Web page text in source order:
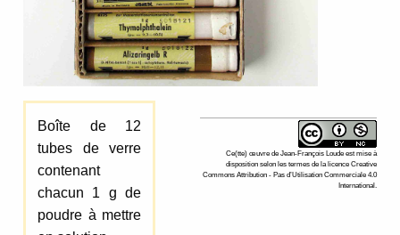
Boîte de 12
tubes de verre
contenant
chacun 1 g de
poudre à mettre
Ce(tte) œuvre de Jean-François Loude est mise à
disposition selon les termes de la licence Creative
Commons Attribution - Pas d’Utilisation Commerciale 4.0
International.